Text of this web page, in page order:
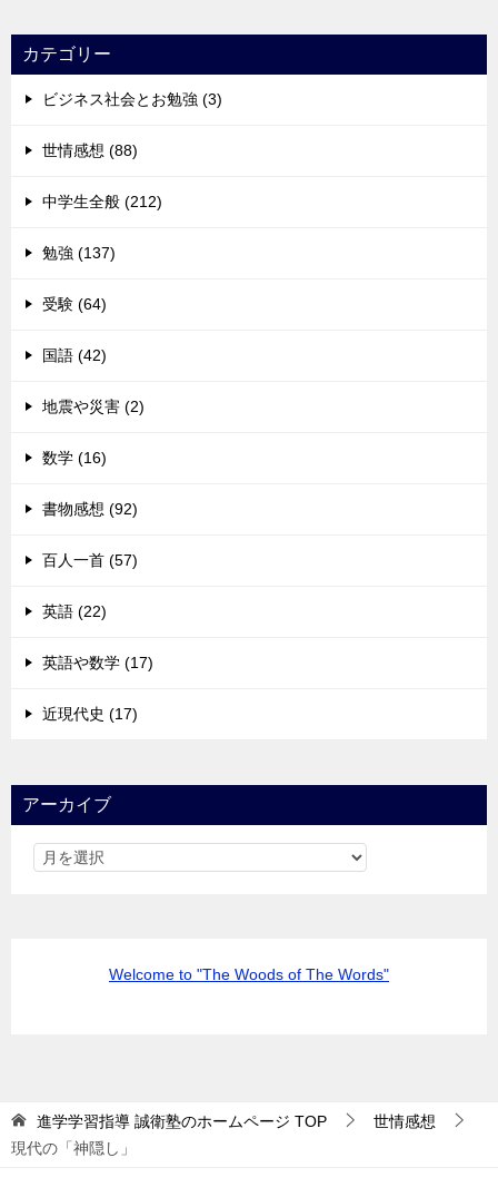
カテゴリー
ビジネス社会とお勉強 (3)
世情感想 (88)
中学生全般 (212)
勉強 (137)
受験 (64)
国語 (42)
地震や災害 (2)
数学 (16)
書物感想 (92)
百人一首 (57)
英語 (22)
英語や数学 (17)
近現代史 (17)
アーカイブ
Welcome to "The Woods of The Words"
進学学習指導 誠衛塾のホームページ TOP
世情感想
現代の「神隠し」